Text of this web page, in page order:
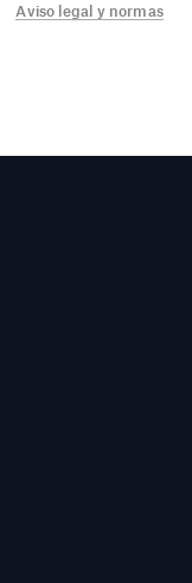
Aviso legal y normas